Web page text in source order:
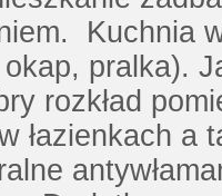
Kuchnia
pralka).
rozkład
łazienkach a